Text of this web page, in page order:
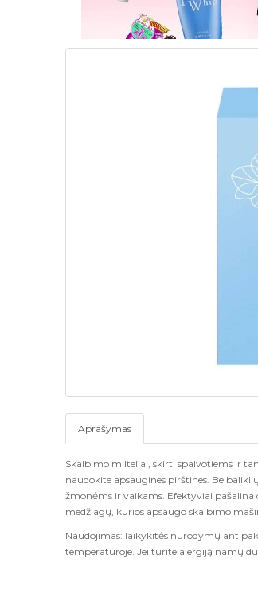
Aprašymas
Skalbimo milteliai, skirti spalvotiems ir
naudokite apsaugines pirštines. Be
žmonėms ir vaikams. Efektyviai
medžiagų, kurios apsaugo skalbimo
Naudojimas: laikykitės nurodymų ant
temperatūroje. Jei turite alergiją namų